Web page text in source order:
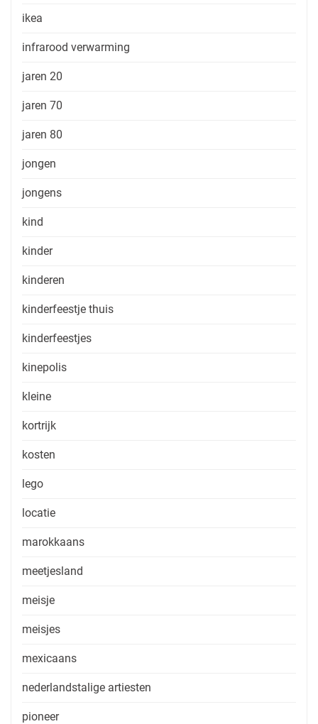
ikea
infrarood verwarming
jaren 20
jaren 70
jaren 80
jongen
jongens
kind
kinder
kinderen
kinderfeestje thuis
kinderfeestjes
kinepolis
kleine
kortrijk
kosten
lego
locatie
marokkaans
meetjesland
meisje
meisjes
mexicaans
nederlandstalige artiesten
pioneer